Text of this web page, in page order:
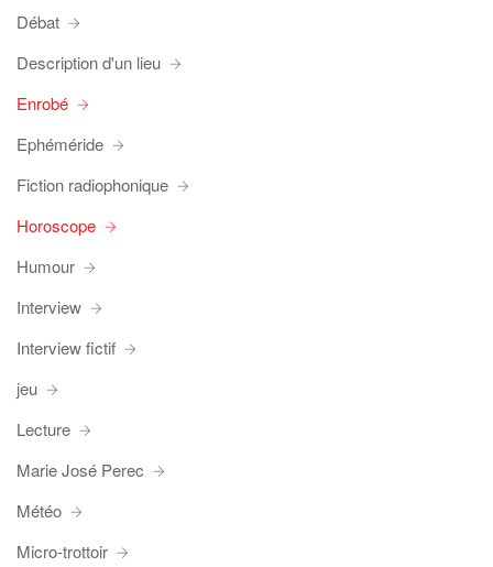
Débat
Description d'un lieu
Enrobé
Ephéméride
Fiction radiophonique
Horoscope
Humour
Interview
Interview fictif
jeu
Lecture
Marie José Perec
Météo
Micro-trottoir